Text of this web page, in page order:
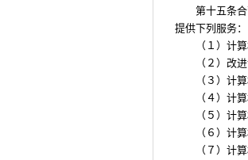
第十五条
提供下列服务：
（１）计
（２）改
（３）计
（４）计
（５）计
（６）计
（７）计